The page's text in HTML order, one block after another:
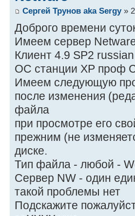
Сергей Трунов aka Sergy»
Доброго времени
Имеем сервер
Клиент 4.9 SP2 russian
ОС станции ХР проф
Имеем следующую
после изменения
файла
при просмотре его
прежним (не
диске.
Тип файла - любой -
Сервер NW - один
такой проблемы нет
Подскажите